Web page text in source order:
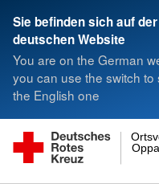
Sie befinden sich auf der
deutschen Website
You are on the German
you can use the switch to
the English one